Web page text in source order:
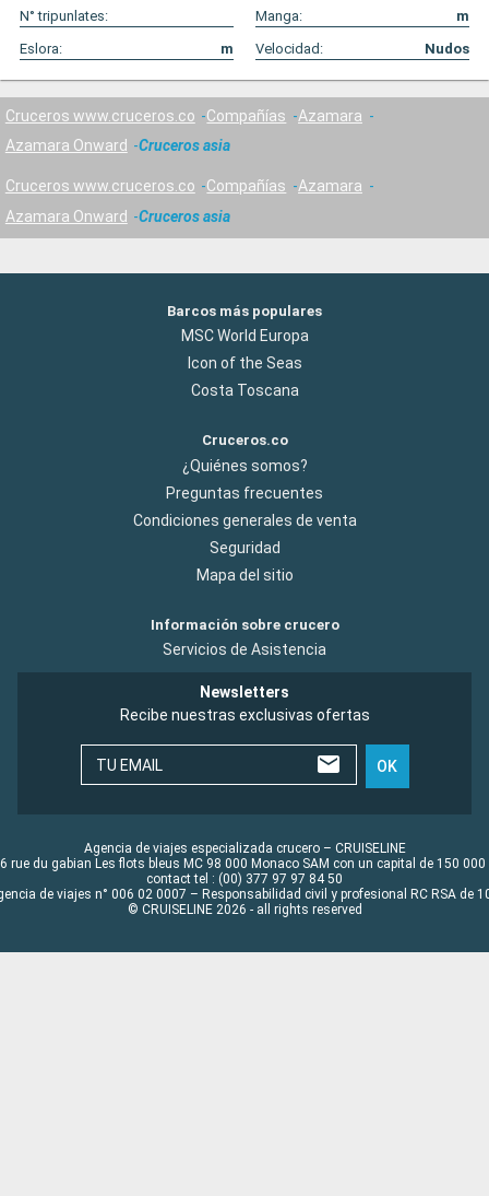
N° tripunlates:
Manga:
m
Eslora:
m Velocidad: Nudos
Cruceros www.cruceros.co Compañías
Azamara
Azamara Onward
Cruceros asia
Cruceros www.cruceros.co Compañías
Azamara
Azamara Onward
Cruceros asia
Barcos más populares
MSC World Europa
Icon of the Seas
Costa Toscana
Cruceros.co
¿Quiénes somos?
Preguntas frecuentes
Condiciones generales de venta
Seguridad
Mapa del sitio
Información sobre crucero
Servicios de Asistencia
Newsletters
Recibe nuestras exclusivas ofertas
TU EMAIL OK
Agencia de viajes especializada crucero – CRUISELINE
rue du gabian Les flots bleus MC 98 000 Monaco SAM con un capital de 150 000
contact tel : (00) 377 97 97 84 50
de viajes n° 006 02 0007 – Responsabilidad civil y profesional RC RSA de
© CRUISELINE 2026 - all rights reserved